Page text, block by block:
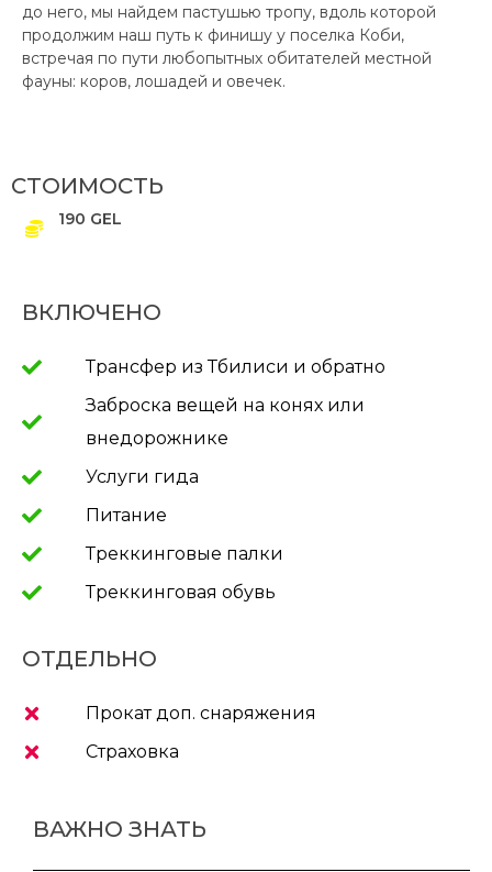
до него, мы найдем пастушью тропу, вдоль которой
продолжим наш путь к финишу у поселка Коби,
встречая по пути любопытных обитателей местной
фауны: коров, лошадей и овечек.
СТОИМОСТЬ
190 GEL
ВКЛЮЧЕНО
Трансфер из Тбилиси и обратно
Заброска вещей на конях или
внедорожнике
Услуги гида
Питание
Треккинговые палки
Треккинговая обувь
ОТДЕЛЬНО
Прокат доп. снаряжения
Страховка
ВАЖНО ЗНАТЬ